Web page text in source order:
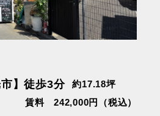
】徒歩3分
約17.18坪
賃料 242,000円（税込）